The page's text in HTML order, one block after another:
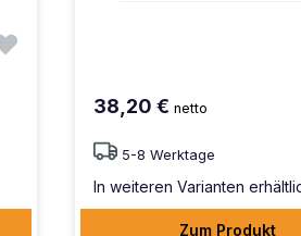
38,20 € netto
5-8 Werktage
In weiteren Varianten
Zum Produkt